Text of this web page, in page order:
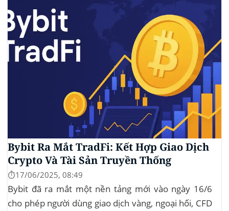
Bybit Ra Mắt TradFi: Kết Hợp Giao Dịch
Crypto Và Tài Sản Truyền Thống
⏱️17/06/2025, 08:49
Bybit đã ra mắt một nền tảng mới vào ngày 16/6
cho phép người dùng giao dịch vàng, ngoại hối, CFD